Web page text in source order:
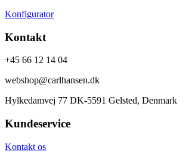
Konfigurator
Kontakt
+45 66 12 14 04
webshop@carlhansen.dk
Hylkedamvej 77 DK-5591 Gelsted, Denmark
Kundeservice
Kontakt os